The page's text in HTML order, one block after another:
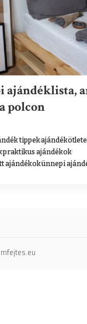
ajándéklista,
polcon
tippek
praktikus ajándékok
ajándékokünnepi